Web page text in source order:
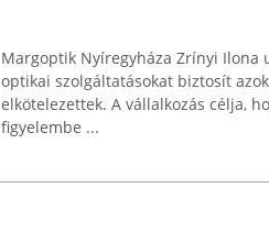
Margoptik Nyíregyháza Zrínyi Ilona
optikai szolgáltatásokat biztosít
elkötelezettek. A vállalkozás célja,
figyelembe ...